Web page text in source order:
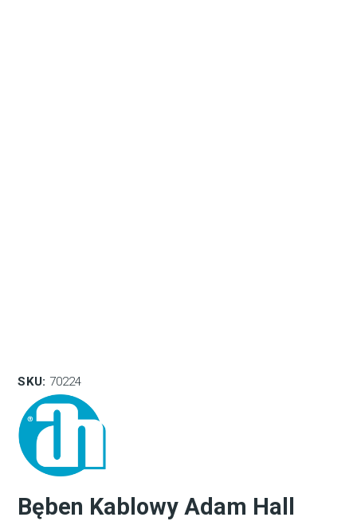
SKU: 70224
Bęben Kablowy Adam Hall